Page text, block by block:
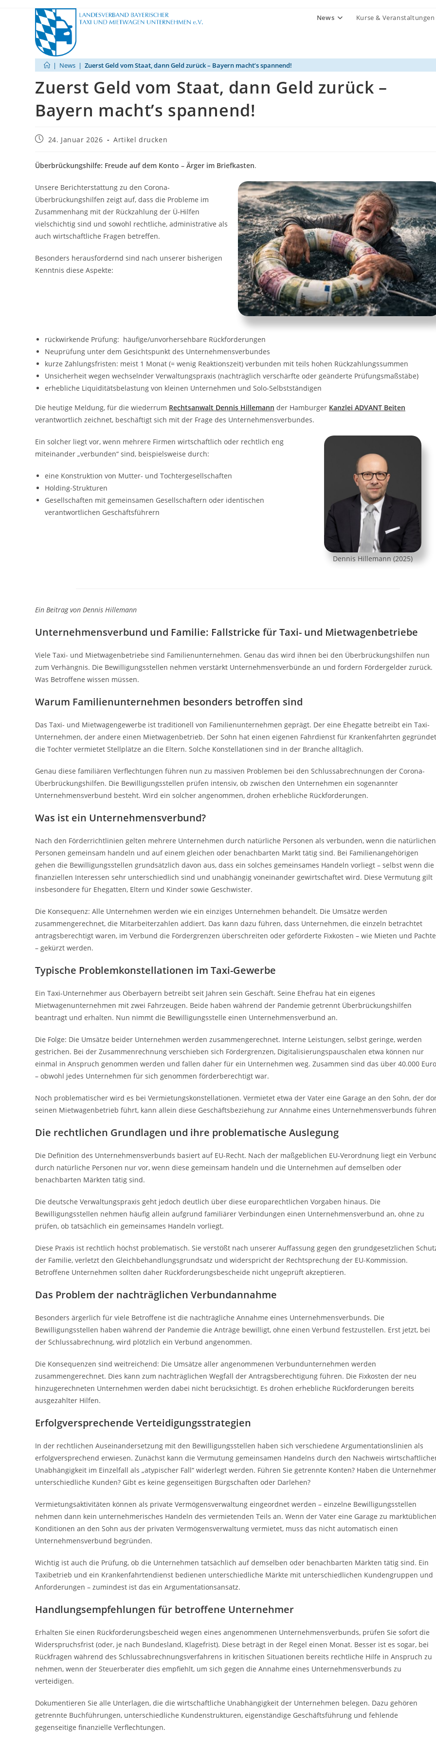
News Kurse & Veranstaltungen
| News | Zuerst Geld vom Staat, dann Geld zurück – Bayern macht’s spannend!
Zuerst Geld vom Staat, dann Geld zurück –
Bayern macht’s spannend!
Beitrag24. Januar 2026 Artikel drucken
Überbrückungshilfe: Freude auf dem Konto – Ärger im Briefkasten.
Unsere Berichterstattung zu den Corona-
Überbrückungshilfen zeigt auf, dass die Probleme im
Zusammenhang mit der Rückzahlung der Ü-Hilfen
vielschichtig sind und sowohl rechtliche, administrative als
auch wirtschaftliche Fragen betreffen.
Besonders herausfordernd sind nach unserer bisherigen
Kenntnis diese Aspekte:
rückwirkende Prüfung: häufige/unvorhersehbare Rückforderungen
Neuprüfung unter dem Gesichtspunkt des Unternehmensverbundes
kurze Zahlungsfristen: meist 1 Monat (= wenig Reaktionszeit) verbunden mit teils hohen Rückzahlungssummen
Unsicherheit wegen wechselnder Verwaltungspraxis (nachträglich verschärfte oder geänderte Prüfungsmaßstäbe)
erhebliche Liquiditätsbelastung von kleinen Unternehmen und Solo-Selbstständigen
Die heutige Meldung, für die wiederrum Rechtsanwalt Dennis Hillemann der Hamburger Kanzlei ADVANT Beiten
verantwortlich zeichnet, beschäftigt sich mit der Frage des Unternehmensverbundes.
Ein solcher liegt vor, wenn mehrere Firmen wirtschaftlich oder rechtlich eng
miteinander „verbunden“ sind, beispielsweise durch:
eine Konstruktion von Mutter- und Tochtergesellschaften
Holding-Strukturen
Gesellschaften mit gemeinsamen Gesellschaftern oder identischen
verantwortlichen Geschäftsführern
Dennis Hillemann (2025)
Ein Beitrag von Dennis Hillemann
Unternehmensverbund und Familie: Fallstricke für Taxi- und Mietwagenbetriebe
Viele Taxi- und Mietwagenbetriebe sind Familienunternehmen. Genau das wird ihnen bei den Überbrückungshilfen nun
zum Verhängnis. Die Bewilligungsstellen nehmen verstärkt Unternehmensverbünde an und fordern Fördergelder zurück.
Was Betroffene wissen müssen.
Warum Familienunternehmen besonders betroffen sind
Das Taxi- und Mietwagengewerbe ist traditionell von Familienunternehmen geprägt. Der eine Ehegatte betreibt ein Taxi-
Unternehmen, der andere einen Mietwagenbetrieb. Der Sohn hat einen eigenen Fahrdienst für Krankenfahrten
die Tochter vermietet Stellplätze an die Eltern. Solche Konstellationen sind in der Branche alltäglich.
Genau diese familiären Verflechtungen führen nun zu massiven Problemen bei den Schlussabrechnungen der Corona-
Überbrückungshilfen. Die Bewilligungsstellen prüfen intensiv, ob zwischen den Unternehmen ein sogenannter
Unternehmensverbund besteht. Wird ein solcher angenommen, drohen erhebliche Rückforderungen.
Was ist ein Unternehmensverbund?
Nach den Förderrichtlinien gelten mehrere Unternehmen durch natürliche Personen als verbunden, wenn die natürlichen
Personen gemeinsam handeln und auf einem gleichen oder benachbarten Markt tätig sind. Bei Familienangehörigen
gehen die Bewilligungsstellen grundsätzlich davon aus, dass ein solches gemeinsames Handeln vorliegt – selbst wenn die
finanziellen Interessen sehr unterschiedlich sind und unabhängig voneinander gewirtschaftet wird. Diese Vermutung gilt
insbesondere für Ehegatten, Eltern und Kinder sowie Geschwister.
Die Konsequenz: Alle Unternehmen werden wie ein einziges Unternehmen behandelt. Die Umsätze werden
zusammengerechnet, die Mitarbeiterzahlen addiert. Das kann dazu führen, dass Unternehmen, die einzeln betrachtet
antragsberechtigt waren, im Verbund die Fördergrenzen überschreiten oder geförderte Fixkosten – wie Mieten und
– gekürzt werden.
Typische Problemkonstellationen im Taxi-Gewerbe
Ein Taxi-Unternehmer aus Oberbayern betreibt seit Jahren sein Geschäft. Seine Ehefrau hat ein eigenes
Mietwagenunternehmen mit zwei Fahrzeugen. Beide haben während der Pandemie getrennt Überbrückungshilfen
beantragt und erhalten. Nun nimmt die Bewilligungsstelle einen Unternehmensverbund an.
Die Folge: Die Umsätze beider Unternehmen werden zusammengerechnet. Interne Leistungen, selbst geringe, werden
gestrichen. Bei der Zusammenrechnung verschieben sich Fördergrenzen, Digitalisierungspauschalen etwa können nur
einmal in Anspruch genommen werden und fallen daher für ein Unternehmen weg. Zusammen sind das über 40.000 Euro
– obwohl jedes Unternehmen für sich genommen förderberechtigt war.
Noch problematischer wird es bei Vermietungskonstellationen. Vermietet etwa der Vater eine Garage an den Sohn, der
seinen Mietwagenbetrieb führt, kann allein diese Geschäftsbeziehung zur Annahme eines Unternehmensverbunds
Die rechtlichen Grundlagen und ihre problematische Auslegung
Die Definition des Unternehmensverbunds basiert auf EU-Recht. Nach der maßgeblichen EU-Verordnung liegt ein
durch natürliche Personen nur vor, wenn diese gemeinsam handeln und die Unternehmen auf demselben oder
benachbarten Märkten tätig sind.
Die deutsche Verwaltungspraxis geht jedoch deutlich über diese europarechtlichen Vorgaben hinaus. Die
Bewilligungsstellen nehmen häufig allein aufgrund familiärer Verbindungen einen Unternehmensverbund an, ohne zu
prüfen, ob tatsächlich ein gemeinsames Handeln vorliegt.
Diese Praxis ist rechtlich höchst problematisch. Sie verstößt nach unserer Auffassung gegen den grundgesetzlichen
der Familie, verletzt den Gleichbehandlungsgrundsatz und widerspricht der Rechtsprechung der EU-Kommission.
Betroffene Unternehmen sollten daher Rückforderungsbescheide nicht ungeprüft akzeptieren.
Das Problem der nachträglichen Verbundannahme
Besonders ärgerlich für viele Betroffene ist die nachträgliche Annahme eines Unternehmensverbunds. Die
Bewilligungsstellen haben während der Pandemie die Anträge bewilligt, ohne einen Verbund festzustellen. Erst jetzt, bei
der Schlussabrechnung, wird plötzlich ein Verbund angenommen.
Die Konsequenzen sind weitreichend: Die Umsätze aller angenommenen Verbundunternehmen werden
zusammengerechnet. Dies kann zum nachträglichen Wegfall der Antragsberechtigung führen. Die Fixkosten der neu
hinzugerechneten Unternehmen werden dabei nicht berücksichtigt. Es drohen erhebliche Rückforderungen bereits
ausgezahlter Hilfen.
Erfolgversprechende Verteidigungsstrategien
In der rechtlichen Auseinandersetzung mit den Bewilligungsstellen haben sich verschiedene Argumentationslinien als
erfolgversprechend erwiesen. Zunächst kann die Vermutung gemeinsamen Handelns durch den Nachweis
Unabhängigkeit im Einzelfall als „atypischer Fall“ widerlegt werden. Führen Sie getrennte Konten? Haben die
unterschiedliche Kunden? Gibt es keine gegenseitigen Bürgschaften oder Darlehen?
Vermietungsaktivitäten können als private Vermögensverwaltung eingeordnet werden – einzelne Bewilligungsstellen
nehmen dann kein unternehmerisches Handeln des vermietenden Teils an. Wenn der Vater eine Garage zu marktüblichen
Konditionen an den Sohn aus der privaten Vermögensverwaltung vermietet, muss das nicht automatisch einen
Unternehmensverbund begründen.
Wichtig ist auch die Prüfung, ob die Unternehmen tatsächlich auf demselben oder benachbarten Märkten tätig sind. Ein
Taxibetrieb und ein Krankenfahrtendienst bedienen unterschiedliche Märkte mit unterschiedlichen Kundengruppen und
Anforderungen – zumindest ist das ein Argumentationsansatz.
Handlungsempfehlungen für betroffene Unternehmer
Erhalten Sie einen Rückforderungsbescheid wegen eines angenommenen Unternehmensverbunds, prüfen Sie sofort die
Widerspruchsfrist (oder, je nach Bundesland, Klagefrist). Diese beträgt in der Regel einen Monat. Besser ist es sogar, bei
Rückfragen während des Schlussabrechnungsverfahrens in kritischen Situationen bereits rechtliche Hilfe in Anspruch zu
nehmen, wenn der Steuerberater dies empfiehlt, um sich gegen die Annahme eines Unternehmensverbunds zu
verteidigen.
Dokumentieren Sie alle Unterlagen, die die wirtschaftliche Unabhängigkeit der Unternehmen belegen. Dazu gehören
getrennte Buchführungen, unterschiedliche Kundenstrukturen, eigenständige Geschäftsführung und fehlende
gegenseitige finanzielle Verflechtungen.